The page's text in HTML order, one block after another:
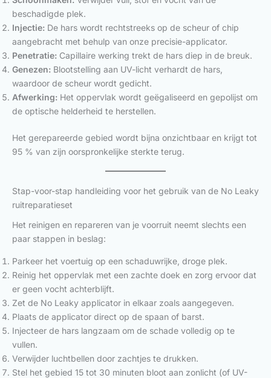
beschadigde plek.
Injectie: De hars wordt rechtstreeks op de scheur of chip
aangebracht met behulp van onze precisie-applicator.
Penetratie: Capillaire werking trekt de hars diep in de breuk.
Genezen: Blootstelling aan UV-licht verhardt de hars,
waardoor de scheur wordt gedicht.
Afwerking: Het oppervlak wordt geëgaliseerd en gepolijst om
de optische helderheid te herstellen.
Het gerepareerde gebied wordt bijna onzichtbaar en krijgt tot
95 % van zijn oorspronkelijke sterkte terug.
Stap-voor-stap handleiding voor het gebruik van de No Leaky
ruitreparatieset
Het reinigen en repareren van je voorruit neemt slechts een
paar stappen in beslag:
Parkeer het voertuig op een schaduwrijke, droge plek.
Reinig het oppervlak met een zachte doek en zorg ervoor dat
er geen vocht achterblijft.
Zet de No Leaky applicator in elkaar zoals aangegeven.
Plaats de applicator direct op de spaan of barst.
Injecteer de hars langzaam om de schade volledig op te
vullen.
Verwijder luchtbellen door zachtjes te drukken.
Stel het gebied 15 tot 30 minuten bloot aan zonlicht (of UV-